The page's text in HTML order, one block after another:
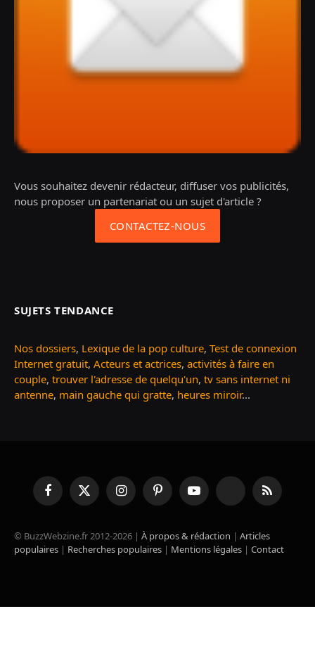
Vous souhaitez devenir rédacteur, diffuser vos publicités,
nous proposer un partenariat ou un sujet d'article ?
CONTACTEZ-NOUS
SUJETS TENDANCE
Nos dossiers, Lexique de la pop culture, Test de connexion
Internet gratuit, Acteurs et actrices, activités à faire en
couple, trouver l'adresse de quelqu'un, tv sans internet ni
antenne, main gauche qui gratte, heures miroir...
FacebookX
(Twitter)
InstagramPinterestYouTube TikTok RSS
© BuzzWebzine.fr 2012-2026 | À propos & rédaction | Articles
populaires | Recherches populaires | Mentions légales | Contact